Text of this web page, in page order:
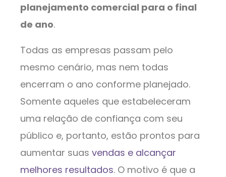
planejamento comercial para o final
de ano.
Todas as empresas passam pelo
mesmo cenário, mas nem todas
encerram o ano conforme planejado.
Somente aqueles que estabeleceram
uma relação de confiança com seu
público e, portanto, estão prontos para
aumentar suas vendas e alcançar
melhores resultados. O motivo é que a